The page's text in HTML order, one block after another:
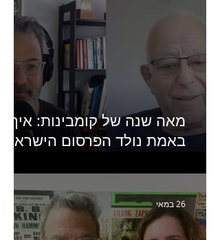
מאה שנה של קומבינות: איך
באמת נולד הפרסום
מחבר הספר "מסע פרסום:
פרקים בחיי הפרסום
26 במאי